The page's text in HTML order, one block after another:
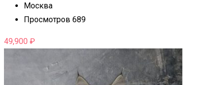
Москва
Просмотров 689
49,900 ₽